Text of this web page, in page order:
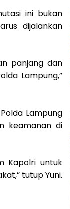
ini bukan
dijalankan
panjang dan
Lampung,”
Lampung
keamanan di
Kapolri untuk
tutup Yuni.